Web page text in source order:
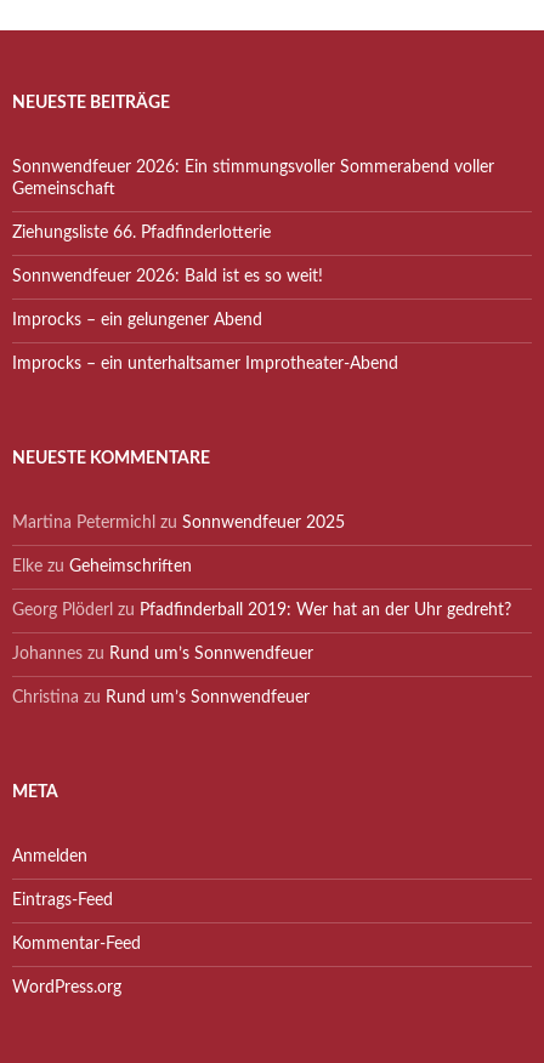
NEUESTE BEITRÄGE
Sonnwendfeuer 2026: Ein stimmungsvoller Sommerabend voller
Gemeinschaft
Ziehungsliste 66. Pfadfinderlotterie
Sonnwendfeuer 2026: Bald ist es so weit!
Improcks – ein gelungener Abend
Improcks – ein unterhaltsamer Improtheater-Abend
NEUESTE KOMMENTARE
Martina Petermichl zu Sonnwendfeuer 2025
Elke zu Geheimschriften
Georg Plöderl zu Pfadfinderball 2019: Wer hat an der Uhr gedreht?
Johannes zu Rund um’s Sonnwendfeuer
Christina zu Rund um’s Sonnwendfeuer
META
Anmelden
Eintrags-Feed
Kommentar-Feed
WordPress.org